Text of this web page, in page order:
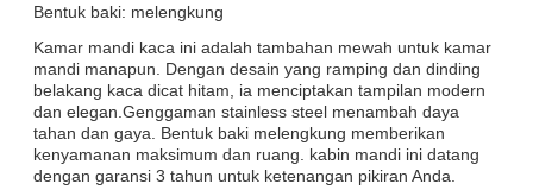
Bentuk baki: melengkung
Kamar mandi kaca ini adalah tambahan mewah untuk kamar
mandi manapun. Dengan desain yang ramping dan dinding
belakang kaca dicat hitam, ia menciptakan tampilan modern
dan elegan.Genggaman stainless steel menambah daya
tahan dan gaya. Bentuk baki melengkung memberikan
kenyamanan maksimum dan ruang. kabin mandi ini datang
dengan garansi 3 tahun untuk ketenangan pikiran Anda.